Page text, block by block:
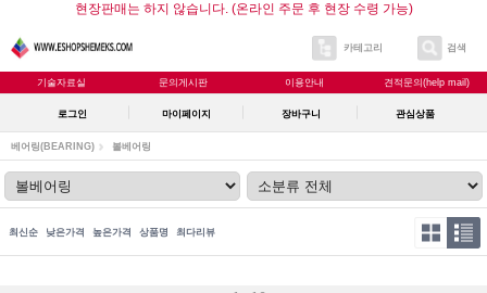
현장판매는 하지 않습니다. (온라인 주문 후 현장 수령 가능)
카테고리 검색
기술자료실 문의게시판 이용안내 견적문의(help mail)
로그인 마이페이지 장바구니 관심상품
베어링(BEARING) 볼베어링
최신순 낮은가격 높은가격 상품명 최다리뷰